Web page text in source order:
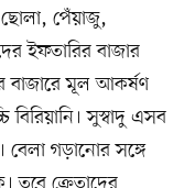
পেঁয়াজু,
ইফতারির বাজার
বাজারে মূল আকর্ষণ
বিরিয়ানি। সুস্বাদু এসব
বেলা গড়ানোর সঙ্গে